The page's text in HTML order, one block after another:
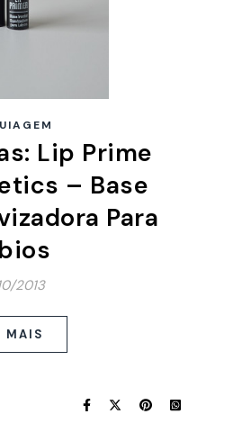
Lip Prime
– Base
Para
2013
MAIS